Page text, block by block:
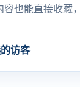
容也能直接收藏
访客